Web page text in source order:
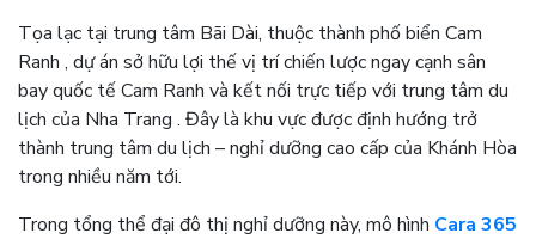
Tọa lạc tại trung tâm Bãi Dài, thuộc thành phố biển Cam
Ranh , dự án sở hữu lợi thế vị trí chiến lược ngay cạnh sân
bay quốc tế Cam Ranh và kết nối trực tiếp với trung tâm du
lịch của Nha Trang . Đây là khu vực được định hướng trở
thành trung tâm du lịch – nghỉ dưỡng cao cấp của Khánh Hòa
trong nhiều năm tới.
Trong tổng thể đại đô thị nghỉ dưỡng này, mô hình Cara 365